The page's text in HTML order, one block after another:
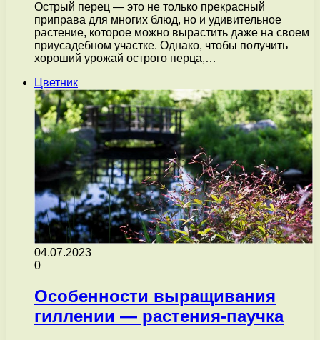
Острый перец — это не только прекрасный
приправа для многих блюд, но и удивительное
растение, которое можно вырастить даже на своем
приусадебном участке. Однако, чтобы получить
хороший урожай острого перца,…
Цветник
04.07.2023
0
Особенности выращивания
гиллении — растения-паучка